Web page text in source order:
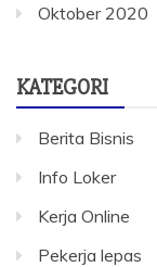
Oktober 2020
KATEGORI
Berita Bisnis
Info Loker
Kerja Online
Pekerja lepas